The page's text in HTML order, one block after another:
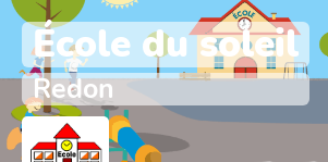
École du soleil
Redon